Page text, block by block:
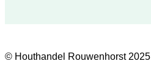
© Houthandel Rouwenhorst 2025